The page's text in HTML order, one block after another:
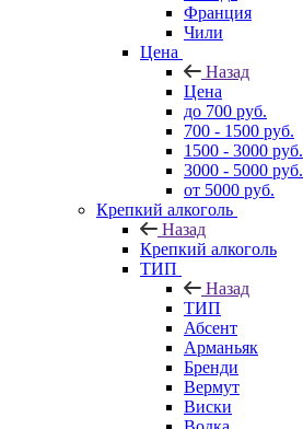
Франция
Чили
Цена
Назад
Цена
до 700 руб.
700 - 1500 руб.
1500 - 3000 руб.
3000 - 5000 руб.
от 5000 руб.
Крепкий алкоголь
Назад
Крепкий алкоголь
ТИП
Назад
ТИП
Абсент
Арманьяк
Бренди
Вермут
Виски